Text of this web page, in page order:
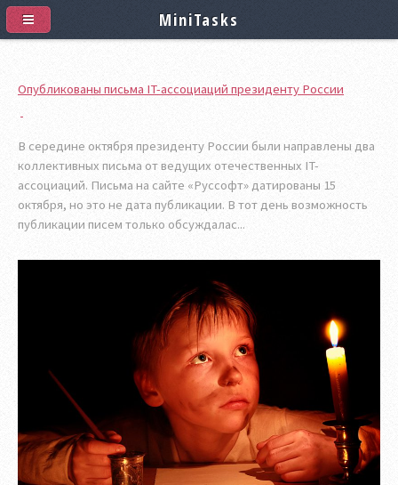
Опубликованы письма IT-ассоциаций президенту России
В середине октября президенту России были направлены два
коллективных письма от ведущих отечественных IT-
ассоциаций. Письма на сайте «Руссофт» датированы 15
октября, но это не дата публикации. В тот день возможность
публикации писем только обсуждалас...
MiniTasks